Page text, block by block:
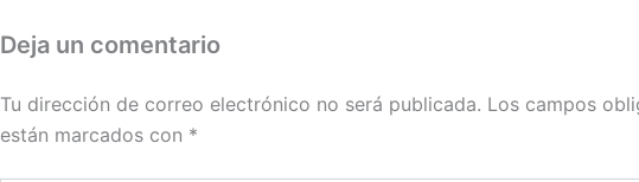
Deja un comentario
Tu dirección de correo electrónico no será publicada. Los campos
están marcados con *